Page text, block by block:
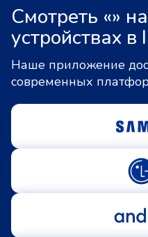
Смотреть «»
устройствах
Наше приложение
современных